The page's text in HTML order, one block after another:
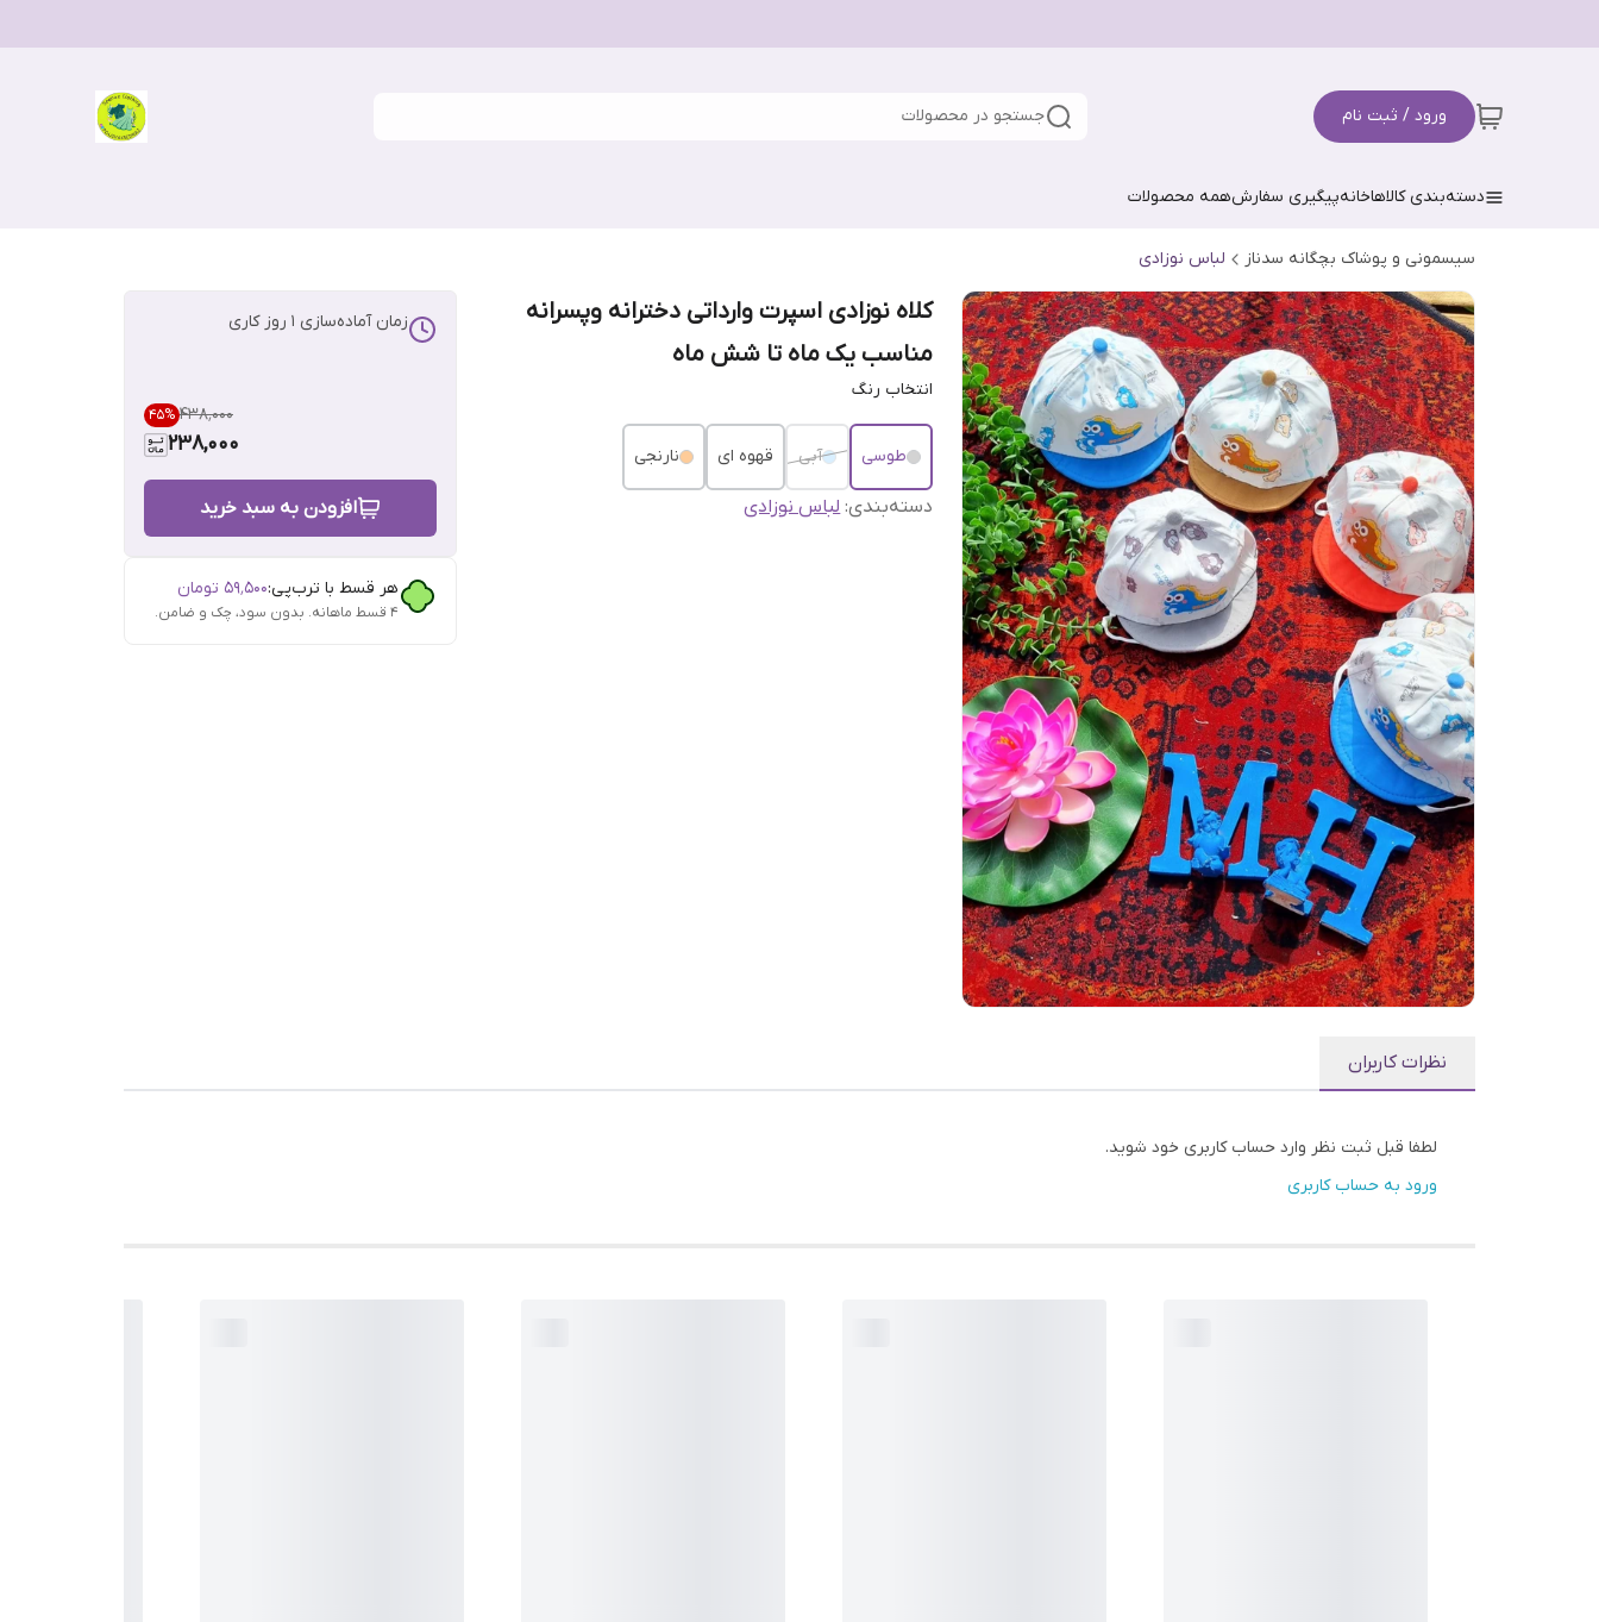
ورود / ثبت نام جستجو در محصولات
دسته‌بندی کالاهاخانهپیگیری سفارشهمه محصولات
سیسمونی و پوشاک بچگانه سدناز لباس نوزادی
کلاه نوزادی اسپرت وارداتی دخترانه و‌پسرانه
مناسب یک ماه تا شش ماه
انتخاب رنگ
طوسی آبی قهوه ای نارنجی
دسته‌بندی:لباس نوزادی
زمان آماده‌سازی 1 روز کاری
۴۳۸٬۰۰۰ 45%
238,000
افزودن به سبد خرید
هر قسط با ترب‌پی:۵۹٬۵۰۰ تومان
۴ قسط ماهانه. بدون سود، چک و ضامن.
نظرات کاربران
لطفا قبل ثبت نظر وارد حساب کاربری خود شوید.
ورود به حساب کاربری